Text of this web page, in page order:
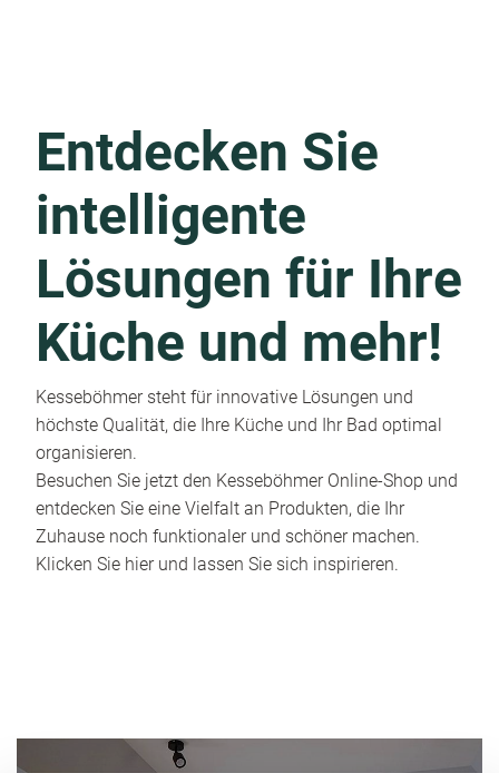
Entdecken Sie
intelligente
Lösungen für Ihre
Küche und mehr!
Kesseböhmer steht für innovative Lösungen und
höchste Qualität, die Ihre Küche und Ihr Bad optimal
organisieren.
Besuchen Sie jetzt den Kesseböhmer Online-Shop und
entdecken Sie eine Vielfalt an Produkten, die Ihr
Zuhause noch funktionaler und schöner machen.
Klicken Sie hier und lassen Sie sich inspirieren.